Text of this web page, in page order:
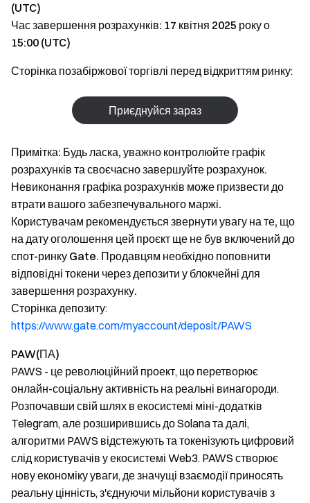
(UTC)
Час завершення розрахунків: 17 квітня 2025 року о
15:00 (UTC)
Сторінка позабіржової торгівлі перед відкриттям ринку:
Приєднуйся зараз
Примітка: Будь ласка, уважно контролюйте графік
розрахунків та своєчасно завершуйте розрахунок.
Невиконання графіка розрахунків може призвести до
втрати вашого забезпечувального маржі.
Користувачам рекомендується звернути увагу на те, що
на дату оголошення цей проєкт ще не був включений до
спот-ринку Gate. Продавцям необхідно поповнити
відповідні токени через депозити у блокчейні для
завершення розрахунку.
Сторінка депозиту:
https://www.gate.com/myaccount/deposit/PAWS
PAW(ПА)
PAWS - це революційний проект, що перетворює
онлайн-соціальну активність на реальні винагороди.
Розпочавши свій шлях в екосистемі міні-додатків
Telegram, але розширившись до Solana та далі,
алгоритми PAWS відстежують та токенізують цифровий
слід користувачів у екосистемі Web3. PAWS створює
нову економіку уваги, де значущі взаємодії приносять
реальну цінність, з'єднуючи мільйони користувачів з